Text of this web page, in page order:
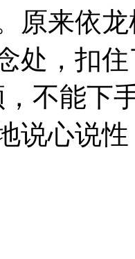
原来依龙
处，扣
，不能下
说心